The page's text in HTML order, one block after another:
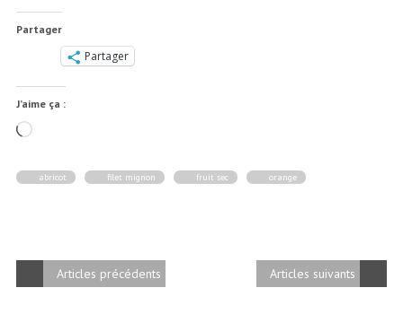
Partager
Partager
J’aime ça :
Chargement…
abricot filet mignon fruit sec orange
Articles suivants
Articles précédents